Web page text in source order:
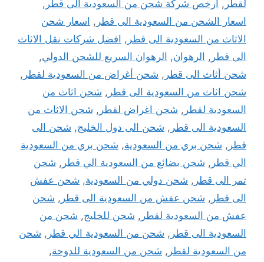
لقطر , ارخص شركة شحن من السعودية الى قطر ,
اسعار الشحن من السعودية الى قطر , اسعار شحن
الاثاث من السعودية الى قطر , افضل شركات نقل الاثاث
الى قطر , الرهوان, الرهوان السريع للشحن الدولي,
شحن أثاث الى قطر , شحن أغراض من السعودية لقطر ,
شحن اثاث من السعودية الى قطر , شحن اثاث من
السعودية لقطر , شحن اغراض لقطر , شحن الاثاث من
السعودية الى قطر , شحن الى دول الخليج, شحن الى
قطر , شحن بري من السعودية, شحن بري من السعودية
الي قطر , شحن بضائع من السعودية الي قطر , شحن
تمر الى قطر , شحن دولي من السعودية, شحن عفش
الى قطر , شحن عفش من السعودية الى قطر , شحن
عفش من السعودية لقطر , شحن للخليج, شحن من
السعودية الى قطر , شحن من السعودية الي قطر , شحن
من السعودية لقطر , شحن من السعودية للدوحة,